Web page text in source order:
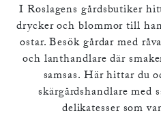
I Roslagens gårdsbutiker
drycker och blommor till
ostar. Besök gårdar med
och lanthandlare där
samsas. Här hittar du
skärgårdshandlare med
delikatesser som